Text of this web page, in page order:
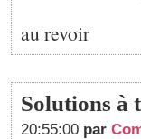
au revoir
Solutions à
20:55:00 par